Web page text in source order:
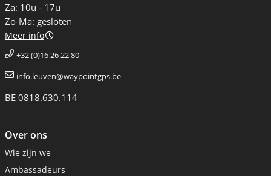
Za: 10u - 17u
Zo-Ma: gesloten
Meer info
+32 (0)16 26 22 80
info.leuven@waypointgps.be
BE 0818.630.114
Over ons
Wie zijn we
Ambassadeurs